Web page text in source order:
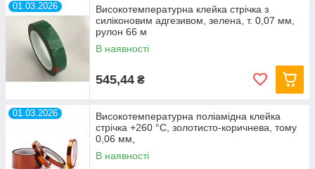
01.03.2026
Високотемпературна клейка стрічка з
силіконовим адгезивом, зелена, т. 0,07 мм,
рулон 66 м
В наявності
545,44 ₴
01.03.2026
Високотемпературна поліамідна клейка
стрічка +260 °C, золотисто-коричнева, тому
0,06 мм,
В наявності